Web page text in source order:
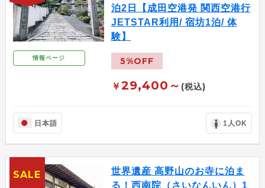
情報ページ
泊2日【成田空港発 関西空港行
JETSTAR利用/ 宿坊1泊/ 体
験】
5%OFF
￥29,400～ (税込)
日本語 1人OK
世界遺産 高野山のお寺に泊ま
る！西南院（さいなんいん）1
SALE